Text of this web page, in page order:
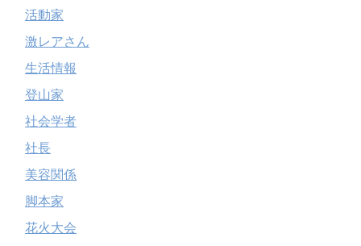
活動家
激レアさん
生活情報
登山家
社会学者
社長
美容関係
脚本家
花火大会